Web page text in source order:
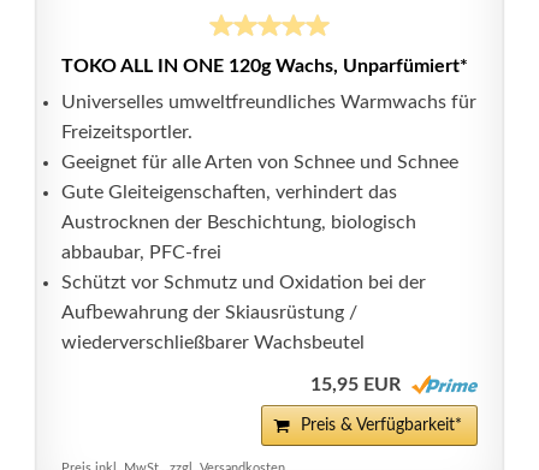
TOKO ALL IN ONE 120g Wachs, Unparfümiert*
Universelles umweltfreundliches Warmwachs für
Freizeitsportler.
Geeignet für alle Arten von Schnee und Schnee
Gute Gleiteigenschaften, verhindert das
Austrocknen der Beschichtung, biologisch
abbaubar, PFC-frei
Schützt vor Schmutz und Oxidation bei der
Aufbewahrung der Skiausrüstung /
wiederverschließbarer Wachsbeutel
15,95 EUR
Preis & Verfügbarkeit*